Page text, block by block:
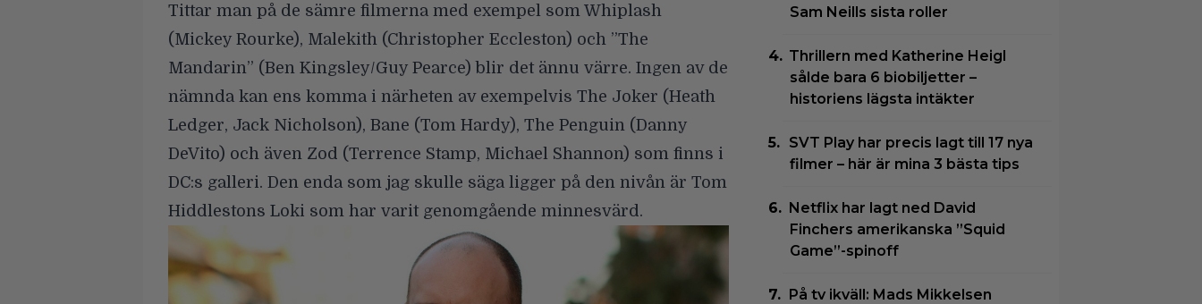
Tittar man på de sämre filmerna med exempel som Whiplash
(Mickey Rourke), Malekith (Christopher Eccleston) och ”The
Mandarin” (Ben Kingsley/Guy Pearce) blir det ännu värre. Ingen av de
nämnda kan ens komma i närheten av exempelvis The Joker (Heath
Ledger, Jack Nicholson), Bane (Tom Hardy), The Penguin (Danny
DeVito) och även Zod (Terrence Stamp, Michael Shannon) som finns i
DC:s galleri. Den enda som jag skulle säga ligger på den nivån är Tom
Hiddlestons Loki som har varit genomgående minnesvärd.
Sam Neills sista roller
Thrillern med Katherine Heigl
sålde bara 6 biobiljetter –
historiens lägsta intäkter
SVT Play har precis lagt till 17 nya
filmer – här är mina 3 bästa tips
Netflix har lagt ned David
Finchers amerikanska ”Squid
Game”-spinoff
På tv ikväll: Mads Mikkelsen